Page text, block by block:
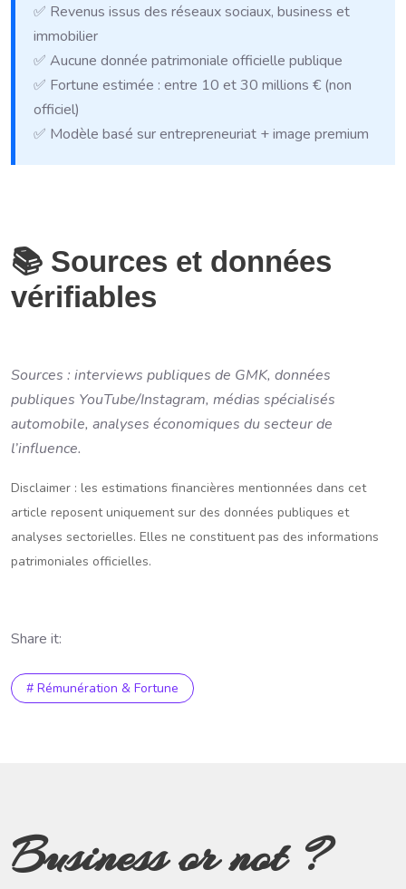
✅ Revenus issus des réseaux sociaux, business et
immobilier
✅ Aucune donnée patrimoniale officielle publique
✅ Fortune estimée : entre 10 et 30 millions € (non
officiel)
✅ Modèle basé sur entrepreneuriat + image premium
📚 Sources et données
vérifiables
Sources : interviews publiques de GMK, données
publiques YouTube/Instagram, médias spécialisés
automobile, analyses économiques du secteur de
l’influence.
Disclaimer : les estimations financières mentionnées dans cet
article reposent uniquement sur des données publiques et
analyses sectorielles. Elles ne constituent pas des informations
patrimoniales officielles.
Share it:
# Rémunération & Fortune
Business or not ?